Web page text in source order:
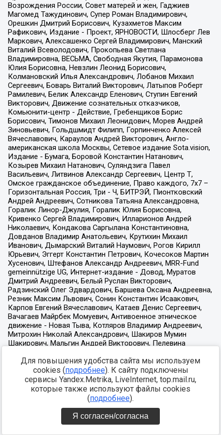
Для повышения удобства сайта мы используем
cookies (подробнее). К сайту подключены
сервисы Yandex.Metrika, LiveInternet, top.mail.ru,
которые также используют файлы cookies
(подробнее).
Я согласен/согласна